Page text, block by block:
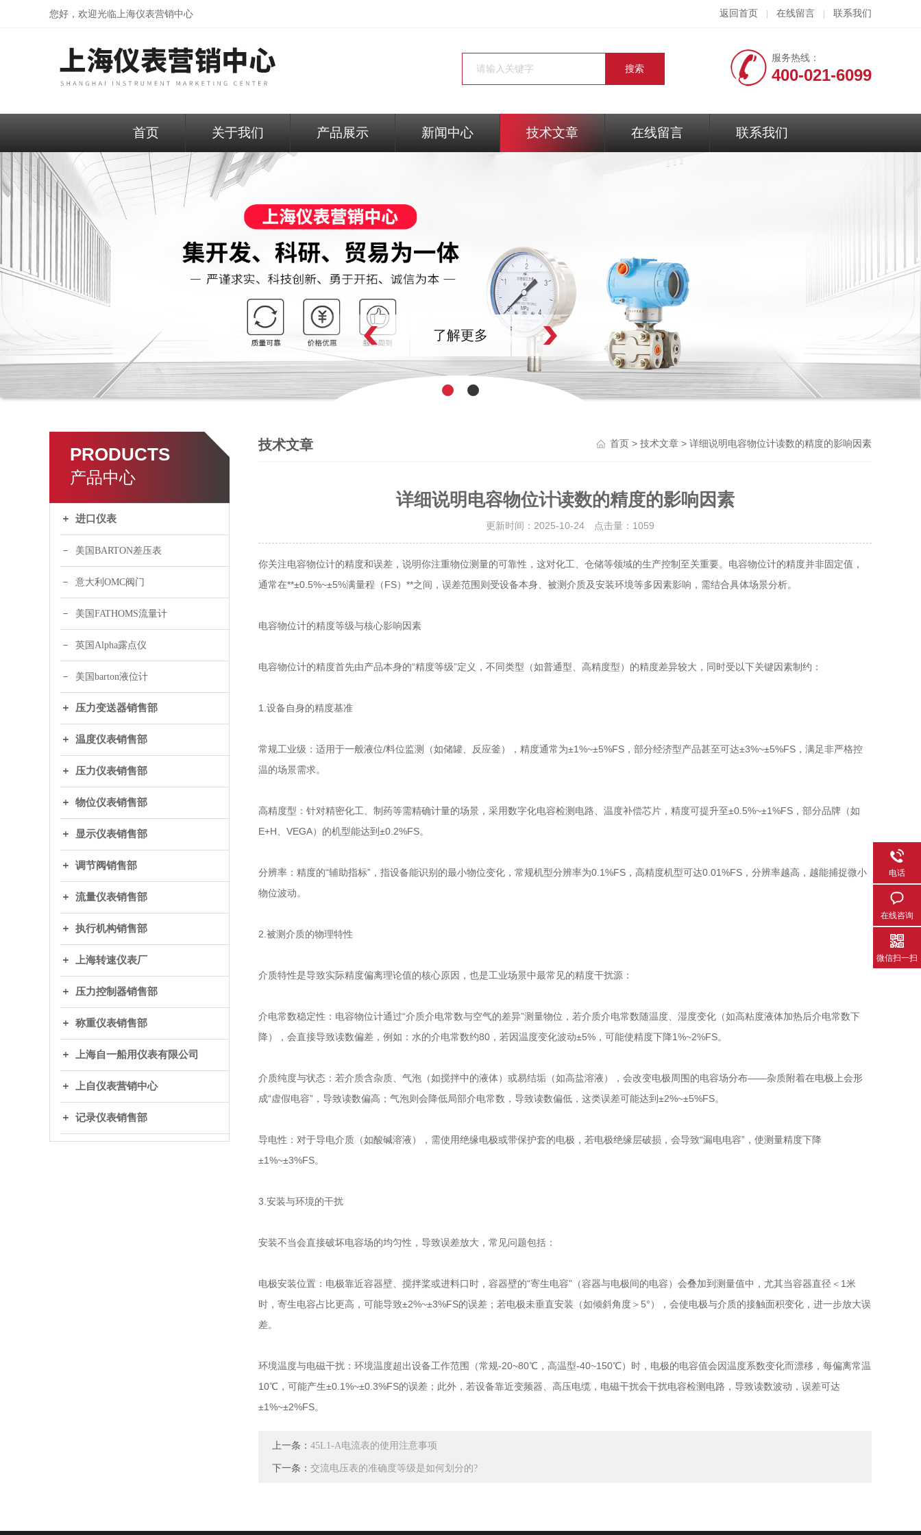
您好，欢迎光临上海仪表营销中心 返回首页 在线留言 联系我们
服务热线：
400-021-6099
首页 关于我们 产品展示 新闻中心 技术文章 在线留言 联系我们
了解更多
PRODUCTS
产品中心
进口仪表
美国BARTON差压表
意大利OMC阀门
美国FATHOMS流量计
英国Alpha露点仪
美国barton液位计
压力变送器销售部
温度仪表销售部
压力仪表销售部
物位仪表销售部
显示仪表销售部
调节阀销售部
流量仪表销售部
执行机构销售部
上海转速仪表厂
压力控制器销售部
称重仪表销售部
上海自一船用仪表有限公司
上自仪表营销中心
记录仪表销售部
技术文章 首页 > 技术文章 > 详细说明电容物位计读数的精度的影响因素
详细说明电容物位计读数的精度的影响因素
更新时间：2025-10-24 点击量： 1059
你关注电容物位计的精度和误差，说明你注重物位测量的可靠性，这对化工、仓储等领域的生产控制至关重要。电容物位计的精度并非固定值，
通常在**±0.5%~±5%满量程（FS）**之间，误差范围则受设备本身、被测介质及安装环境等多因素影响，需结合具体场景分析。
电容物位计的精度等级与核心影响因素
电容物位计的精度首先由产品本身的“精度等级”定义，不同类型（如普通型、高精度型）的精度差异较大，同时受以下关键因素制约：
1.设备自身的精度基准
常规工业级：适用于一般液位/料位监测（如储罐、反应釜），精度通常为±1%~±5%FS，部分经济型产品甚至可达±3%~±5%FS，满足非严格控
温的场景需求。
高精度型：针对精密化工、制药等需精确计量的场景，采用数字化电容检测电路、温度补偿芯片，精度可提升至±0.5%~±1%FS，部分品牌（如
E+H、VEGA）的机型能达到±0.2%FS。
分辨率：精度的“辅助指标”，指设备能识别的最小物位变化，常规机型分辨率为0.1%FS，高精度机型可达0.01%FS，分辨率越高，越能捕捉微小
物位波动。
2.被测介质的物理特性
介质特性是导致实际精度偏离理论值的核心原因，也是工业场景中最常见的精度干扰源：
介电常数稳定性：电容物位计通过“介质介电常数与空气的差异”测量物位，若介质介电常数随温度、湿度变化（如高粘度液体加热后介电常数下
降），会直接导致读数偏差，例如：水的介电常数约80，若因温度变化波动±5%，可能使精度下降1%~2%FS。
介质纯度与状态：若介质含杂质、气泡（如搅拌中的液体）或易结垢（如高盐溶液），会改变电极周围的电容场分布——杂质附着在电极上会形
成“虚假电容”，导致读数偏高；气泡则会降低局部介电常数，导致读数偏低，这类误差可能达到±2%~±5%FS。
导电性：对于导电介质（如酸碱溶液），需使用绝缘电极或带保护套的电极，若电极绝缘层破损，会导致“漏电电容”，使测量精度下降
±1%~±3%FS。
3.安装与环境的干扰
安装不当会直接破坏电容场的均匀性，导致误差放大，常见问题包括：
电极安装位置：电极靠近容器壁、搅拌桨或进料口时，容器壁的“寄生电容”（容器与电极间的电容）会叠加到测量值中，尤其当容器直径＜1米
时，寄生电容占比更高，可能导致±2%~±3%FS的误差；若电极未垂直安装（如倾斜角度＞5°），会使电极与介质的接触面积变化，进一步放大误
差。
环境温度与电磁干扰：环境温度超出设备工作范围（常规-20~80℃，高温型-40~150℃）时，电极的电容值会因温度系数变化而漂移，每偏离常温
10℃，可能产生±0.1%~±0.3%FS的误差；此外，若设备靠近变频器、高压电缆，电磁干扰会干扰电容检测电路，导致读数波动，误差可达
±1%~±2%FS。
上一条： 45L1-A电流表的使用注意事项
下一条： 交流电压表的准确度等级是如何划分的?
电话
在线咨询
微信扫一扫